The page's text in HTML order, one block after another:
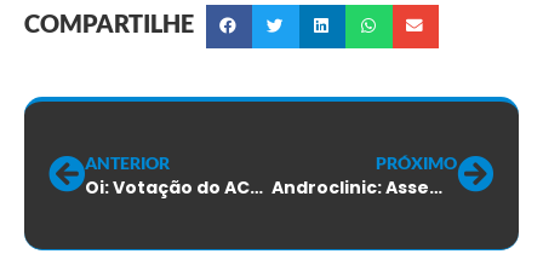
COMPARTILHE
ANTERIOR
Oi: Votação do ACT será terça-feira, 02/12
PRÓXIMO
Androclinic: Assembleia do ACT será em 09/12